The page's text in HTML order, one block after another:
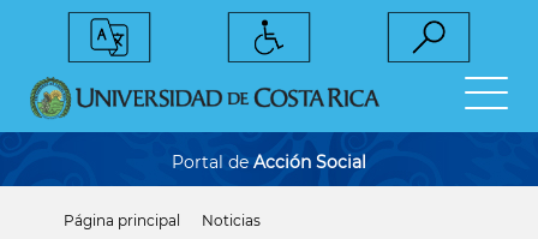
Portal de Acción Social
Página principal Noticias